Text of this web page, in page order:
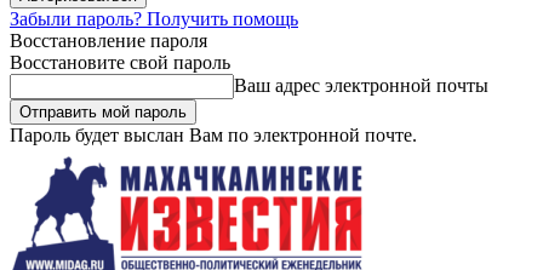
Забыли пароль? Получить помощь
Восстановление пароля
Восстановите свой пароль
Ваш адрес электронной почты
Пароль будет выслан Вам по электронной почте.